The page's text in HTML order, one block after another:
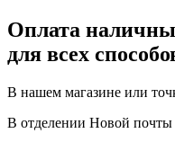
Оплата
для всех
В нашем магазине или
В отделении Новой почты